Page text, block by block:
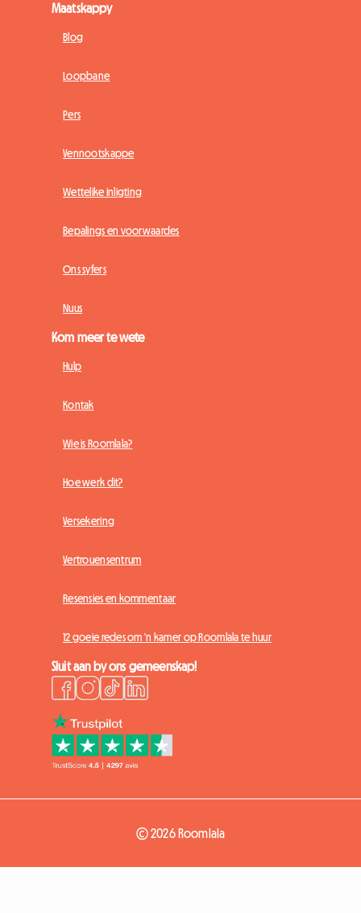
Maatskappy
Blog
Loopbane
Pers
Vennootskappe
Wettelike inligting
Bepalings en voorwaardes
Ons syfers
Nuus
Kom meer te wete
Hulp
Kontak
Wie is Roomlala?
Hoe werk dit?
Versekering
Vertrouensentrum
Resensies en kommentaar
12 goeie redes om 'n kamer op Roomlala te huur
Sluit aan by ons gemeenskap!
© 2026 Roomlala